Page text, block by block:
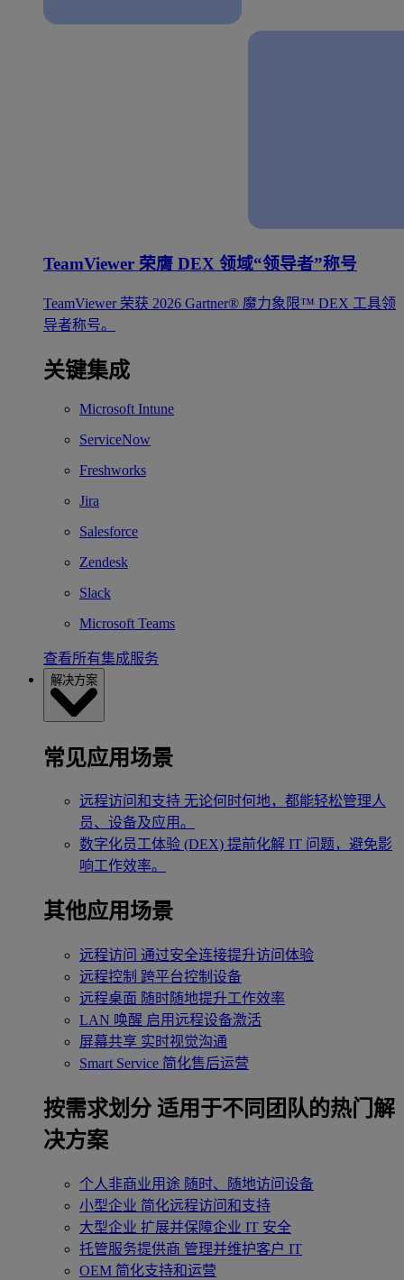
TeamViewer 荣膺 DEX 领域“领导者”称号
TeamViewer 荣获 2026 Gartner® 魔力象限™ DEX 工具领
导者称号。
关键集成
Microsoft Intune
ServiceNow
Freshworks
Jira
Salesforce
Zendesk
Slack
Microsoft Teams
查看所有集成服务
解决方案
常见应用场景
远程访问和支持 无论何时何地，都能轻松管理人
员、设备及应用。
数字化员工体验 (DEX) 提前化解 IT 问题，避免影
响工作效率。
其他应用场景
远程访问 通过安全连接提升访问体验
远程控制 跨平台控制设备
远程桌面 随时随地提升工作效率
LAN 唤醒 启用远程设备激活
屏幕共享 实时视觉沟通
Smart Service 简化售后运营
按需求划分 适用于不同团队的热门解
决方案
个人非商业用途 随时、随地访问设备
小型企业 简化远程访问和支持
大型企业 扩展并保障企业 IT 安全
托管服务提供商 管理并维护客户 IT
OEM 简化支持和运营